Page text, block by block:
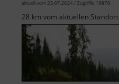
aktuell vom 23.07.2024 / Zugriffe: 19870
28 km vom aktuellen Standort